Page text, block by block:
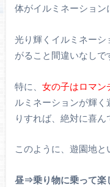
体がイルミネーション
光り輝くイルミネーシ
がること間違いなしで
特に、 女の子はロマン
ルミネーションが輝
りすれば、絶対に喜ん
このように、遊園地と
昼⇒乗り物に乗って楽